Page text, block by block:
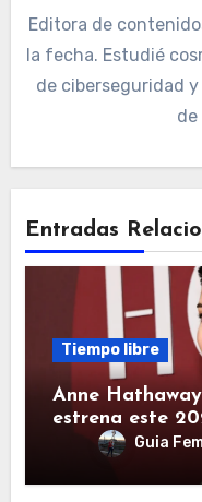
Editora de
la fecha. Estudié
de ciberseguridad
de
Entradas
Tiempo libre
Anne
estrena este
Guia